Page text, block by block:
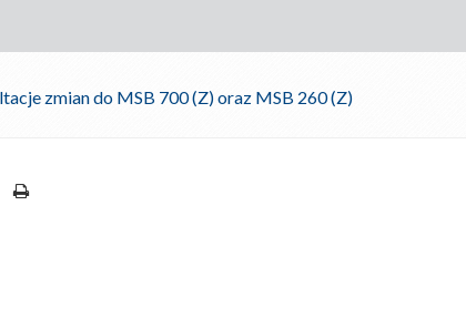
zmian do MSB 700 (Z) oraz MSB 260 (Z)